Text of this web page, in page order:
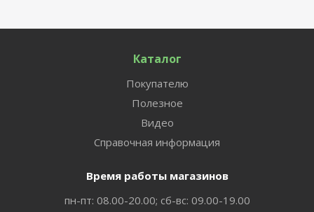
Каталог
Покупателю
Полезное
Видео
Справочная информация
Время работы магазинов
пн-пт: 08.00-20.00; сб-вс: 09.00-19.00